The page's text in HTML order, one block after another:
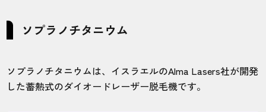
ソプラノチタニウム
ソプラノチタニウムは、イスラエルのAlma Lasers社が開発
した蓄熱式のダイオードレーザー脱毛機です。